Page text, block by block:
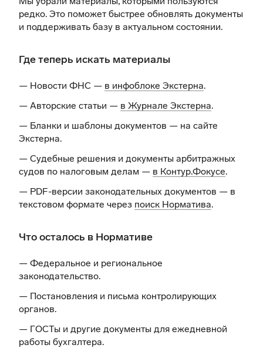
редко. Это поможет быстрее обновлять документы
и поддерживать базу в актуальном состоянии.
Где теперь искать материалы
— Новости ФНС — в инфоблоке Экстерна.
— Авторские статьи — в Журнале Экстерна.
— Бланки и шаблоны документов — на сайте
Экстерна.
— Судебные решения и документы арбитражных
судов по налоговым делам — в Контур.Фокусе.
— PDF-версии законодательных документов — в
текстовом формате через поиск Норматива.
Что осталось в Нормативе
— Федеральное и региональное
законодательство.
— Постановления и письма контролирующих
органов.
— ГОСТы и другие документы для ежедневной
работы бухгалтера.